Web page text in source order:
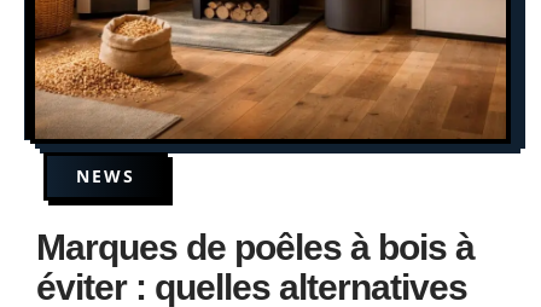
NEWS
Marques de poêles à bois à
éviter : quelles alternatives